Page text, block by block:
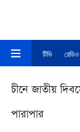
টিভি রেডিও
চীনে জাতীয়
পারাপার